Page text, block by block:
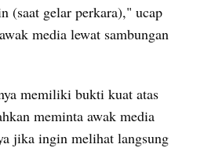
(saat gelar perkara)," ucap
media lewat sambungan
memiliki bukti kuat atas
meminta awak media
jika ingin melihat langsung